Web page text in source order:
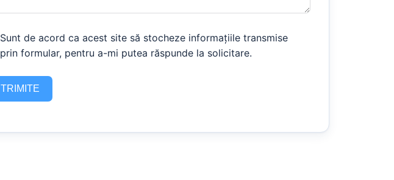
Sunt de acord ca acest site să stocheze informațiile transmise
prin formular, pentru a-mi putea răspunde la solicitare.
TRIMITE